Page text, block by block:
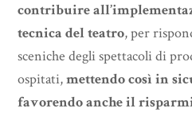
contribuire
tecnica del teatro, per
sceniche degli spettacoli di
ospitati,mettendo così in
favorendo anche il